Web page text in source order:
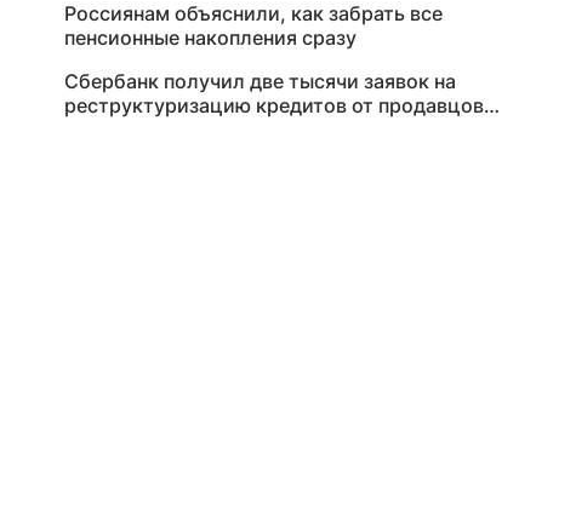
Россиянам объяснили, как забрать все
пенсионные накопления сразу
Сбербанк получил две тысячи заявок на
реструктуризацию кредитов от продавцов